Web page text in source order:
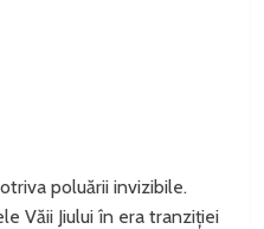
poluării invizibile.
Văii Jiului în era tranziției